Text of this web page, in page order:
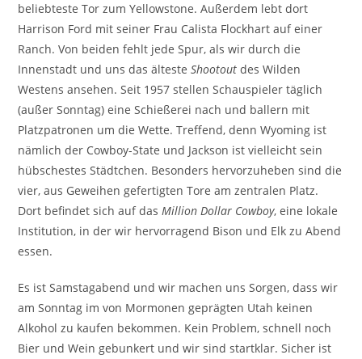
beliebteste Tor zum Yellowstone. Außerdem lebt dort
Harrison Ford mit seiner Frau Calista Flockhart auf einer
Ranch. Von beiden fehlt jede Spur, als wir durch die
Innenstadt und uns das ältesteShootout des Wilden
Westens ansehen. Seit 1957 stellen Schauspieler täglich
(außer Sonntag) eine Schießerei nach und ballern mit
Platzpatronen um die Wette. Treffend, denn Wyoming ist
nämlich der Cowboy-State und Jackson ist vielleicht sein
hübschestes Städtchen. Besonders hervorzuheben sind die
vier, aus Geweihen gefertigten Tore am zentralen Platz.
Dort befindet sich auf dasMillion Dollar Cowboy, eine lokale
Institution, in der wir hervorragend Bison und Elk zu Abend
essen.
Es ist Samstagabend und wir machen uns Sorgen, dass wir
am Sonntag im von Mormonen geprägten Utah keinen
Alkohol zu kaufen bekommen. Kein Problem, schnell noch
Bier und Wein gebunkert und wir sind startklar. Sicher ist